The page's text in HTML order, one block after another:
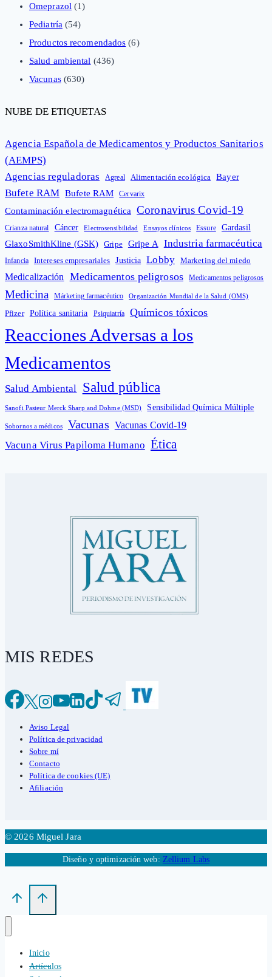
Omeprazol (1)
Pediatría (54)
Productos recomendados (6)
Salud ambiental (436)
Vacunas(630)
NUBE DE ETIQUETAS
Agencia Española de Medicamentos y Productos Sanitarios
(AEMPS)
Agencias reguladoras
Agreal Alimentación ecológica Bayer
Bufete RAM Bufete RAM Cervarix
Contaminación electromagnética Coronavirus Covid-19
Crianza natural Cáncer Electrosensibilidad Ensayos clínicos Essure Gardasil
GlaxoSmithKline (GSK) Gripe Gripe A Industria farmacéutica
Infancia Intereses empresariales Justicia Lobby Marketing del miedo
Medicalización Medicamentos peligrosos Medicamentos peligrosos
Medicina Márketing farmacéutico Organización Mundial de la Salud (OMS)
Pfizer Política sanitaria Psiquiatría Químicos tóxicos
Reacciones Adversas a los
Medicamentos
Salud Ambiental Salud pública
Sanofi Pasteur Merck Sharp and Dohme (MSD) Sensibilidad Química Múltiple
Sobornos a médicos Vacunas Vacunas Covid-19
Vacuna Virus Papiloma Humano Ética
MIS REDES
Aviso Legal
Política de privacidad
Sobre mí
Contacto
Política de cookies (UE)
Afiliación
© 2026 Miguel Jara
Diseño y optimización web: Zellium Labs
Inicio
Artículos